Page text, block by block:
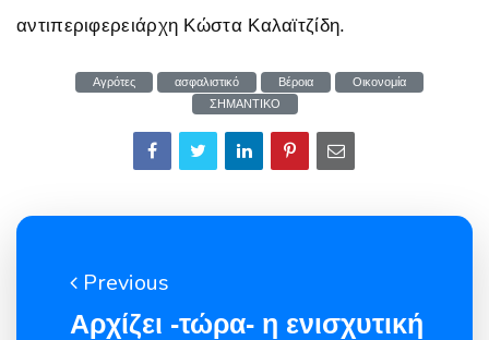
αντιπεριφερειάρχη Κώστα Καλαϊτζίδη.
Αγρότες ασφαλιστικό Βέροια
Οικονομία
ΣΗΜΑΝΤΙΚΟ
Previous
Αρχίζει -τώρα- η ενισχυτική